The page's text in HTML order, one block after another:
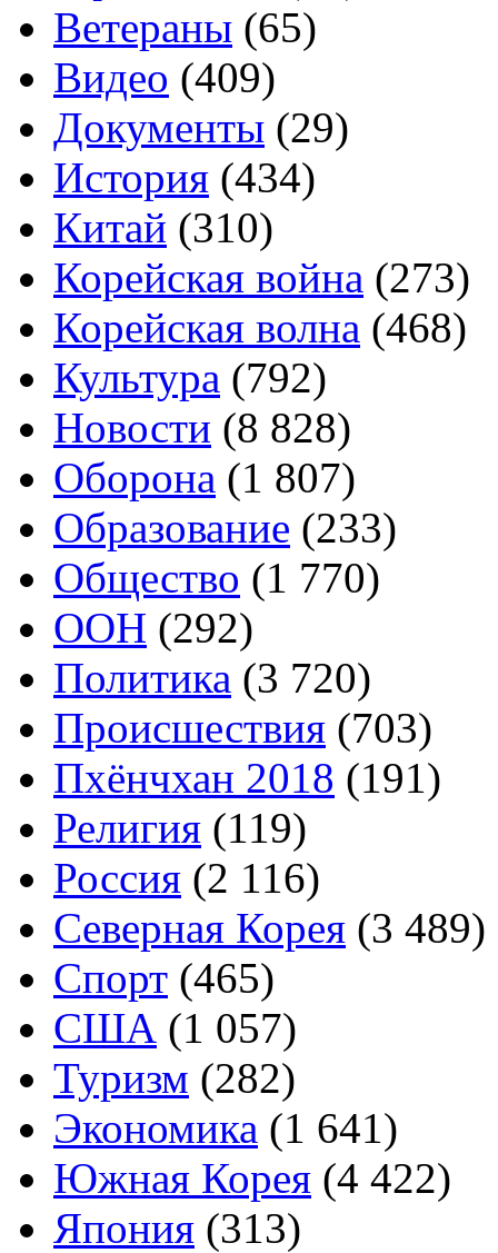
Ветераны (65)
Видео (409)
Документы (29)
История (434)
Китай (310)
Корейская война (273)
Корейская волна (468)
Культура (792)
Новости (8 828)
Оборона (1 807)
Образование (233)
Общество (1 770)
ООН (292)
Политика (3 720)
Происшествия (703)
Пхёнчхан 2018 (191)
Религия (119)
Россия (2 116)
Северная Корея (3 489)
Спорт (465)
США (1 057)
Туризм (282)
Экономика (1 641)
Южная Корея (4 422)
Япония (313)